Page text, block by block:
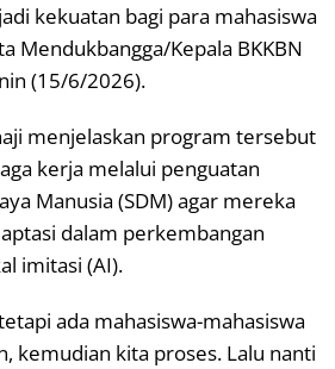
kekuatan bagi para mahasiswa
Mendukbangga/Kepala BKKBN
(15/6/2026).
menjelaskan program tersebut
kerja melalui penguatan
Manusia (SDM) agar mereka
dalam perkembangan
imitasi (AI).
ada mahasiswa-mahasiswa
kemudian kita proses. Lalu nanti